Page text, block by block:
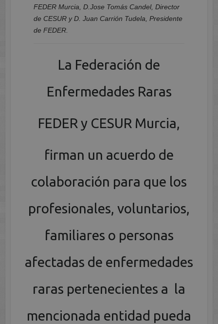
FEDER Murcia, D.Jose Tomás Candel, Director
de CESUR y D. Juan Carrión Tudela, Presidente
de FEDER.
La Federación de
Enfermedades Raras
FEDER y CESUR Murcia,
firman un acuerdo de
colaboración para que los
profesionales, voluntarios,
familiares o personas
afectadas de enfermedades
raras pertenecientes a la
mencionada entidad pueda